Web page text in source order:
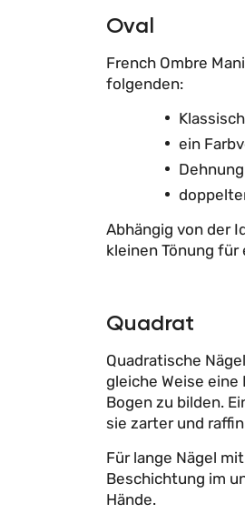
Oval
French Ombre
folgenden:
ein
Abhängig von der
kleinen Tönung
Quadrat
Quadratische
gleiche Weise
Bogen zu bilden.
sie zarter und
Für lange Nägel
Beschichtung im
Hände.